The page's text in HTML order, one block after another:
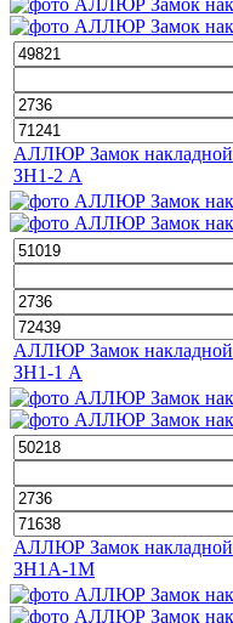
АЛЛЮР Замок накладной
ЗН1-2 А
АЛЛЮР Замок накладной
ЗН1-1 А
АЛЛЮР Замок накладной
ЗН1А-1М